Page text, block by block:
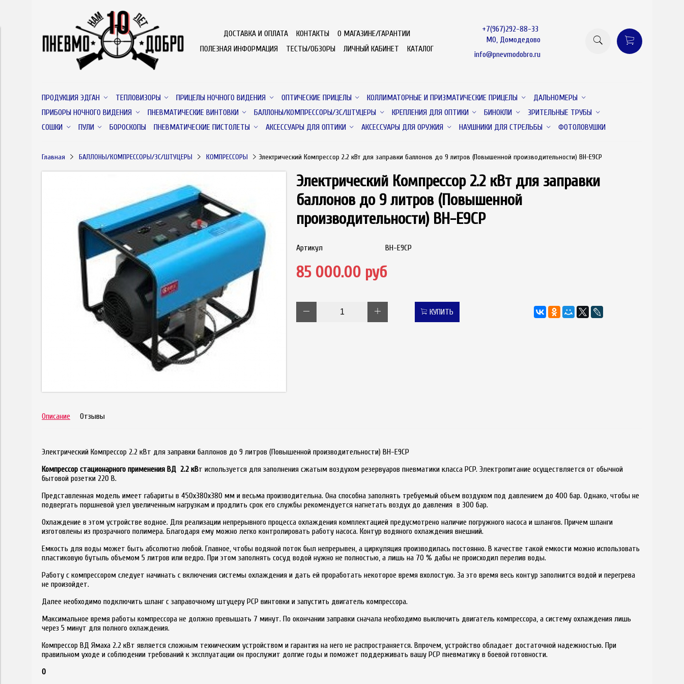
ДОСТАВКА И ОПЛАТА КОНТАКТЫ
О МАГАЗИНЕ/ГАРАНТИИ
ПОЛЕЗНАЯ ИНФОРМАЦИЯ
ТЕСТЫ/ОБЗОРЫ ЛИЧНЫЙ КАБИНЕТ КАТАЛОГ
+7(967)292-88-33
МО, Домодедово
info@pnevmodobro.ru
ПРОДУКЦИЯ ЭДГАН ТЕПЛОВИЗОРЫ ПРИЦЕЛЫ НОЧНОГО ВИДЕНИЯ ОПТИЧЕСКИЕ ПРИЦЕЛЫ КОЛЛИМАТОРНЫЕ И ПРИЗМАТИЧЕСКИЕ ПРИЦЕЛЫ
ДАЛЬНОМЕРЫ
ПРИБОРЫ НОЧНОГО ВИДЕНИЯ
ПНЕВМАТИЧЕСКИЕ ВИНТОВКИ БАЛЛОНЫ/КОМПРЕССОРЫ/ЗС/ШТУЦЕРЫ КРЕПЛЕНИЯ ДЛЯ ОПТИКИ БИНОКЛИ
ЗРИТЕЛЬНЫЕ ТРУБЫ
СОШКИ
ПУЛИ БОРОСКОПЫ ПНЕВМАТИЧЕСКИЕ ПИСТОЛЕТЫ АКСЕССУАРЫ ДЛЯ ОПТИКИ АКСЕССУАРЫ ДЛЯ ОРУЖИЯ НАУШНИКИ ДЛЯ СТРЕЛЬБЫ ФОТОЛОВУШКИ
Главная БАЛЛОНЫ/КОМПРЕССОРЫ/ЗС/ШТУЦЕРЫ КОМПРЕССОРЫ Электрический Компрессор 2.2 кВт для заправки баллонов до 9 литров (Повышенной производительности) BH-E9СP
Электрический Компрессор 2.2 кВт для заправки
баллонов до 9 литров (Повышенной
производительности) BH-E9СP
Артикул BH-E9СP
85 000.00 руб
КУПИТЬ
Описание Отзывы
Электрический Компрессор 2.2 кВт для заправки баллонов до 9 литров (Повышенной производительности) BH-E9СP
Компрессор стационарного применения ВД 2.2 кВт используется для заполнения сжатым воздухом резервуаров пневматики класса PCP. Электропитание осуществляется от обычной
бытовой розетки 220 В.
Представленная модель имеет габариты в 450х380х380 мм и весьма производительна. Она способна заполнять требуемый объем воздухом под давлением до 400 бар. Однако, чтобы не
подвергать поршневой узел увеличенным нагрузкам и продлить срок его службы рекомендуется нагнетать воздух до давления в 300 бар.
Охлаждение в этом устройстве водное. Для реализации непрерывного процесса охлаждения комплектацией предусмотрено наличие погружного насоса и шлангов. Причем шланги
изготовлены из прозрачного полимера. Благодаря ему можно легко контролировать работу насоса. Контур водяного охлаждения внешний.
Емкость для воды может быть абсолютно любой. Главное, чтобы водяной поток был непрерывен, а циркуляция производилась постоянно. В качестве такой емкости можно использовать
пластиковую бутыль объемом 5 литров или ведро. При этом заполнять сосуд водой нужно не полностью, а лишь на 70 % дабы не происходил перелив воды.
Работу с компрессором следует начинать с включения системы охлаждения и дать ей проработать некоторое время вхолостую. За это время весь контур заполнится водой и перегрева
не произойдет.
Далее необходимо подключить шланг с заправочному штуцеру PCP винтовки и запустить двигатель компрессора.
Максимальное время работы компрессора не должно превышать 7 минут. По окончании заправки сначала необходимо выключить двигатель компрессора, а систему охлаждения лишь
через 5 минут для полного охлаждения.
Компрессор ВД Ямаха 2.2 кВт является сложным техническим устройством и гарантия на него не распространяется. Впрочем, устройство обладает достаточной надежностью. При
правильном уходе и соблюдении требований к эксплуатации он прослужит долгие годы и поможет поддерживать вашу PCP пневматику в боевой готовности.
0